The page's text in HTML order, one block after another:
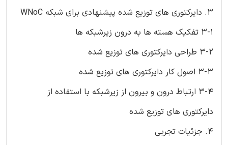
3. دایرکتوری های توزیع شده پیشنهادی برای شبکه WNoC
3-1 تفکیک هسته ها به درون زیرشبکه ها
3-2 طراحی دایرکتوری های توزیع شده
3-3 اصول کار دایرکتوری های توزیع شده
3-4 ارتباط درون و بیرون از زیرشبکه با استفاده از
دایرکتوری های توزیع شده
4. جزئیات تجربی